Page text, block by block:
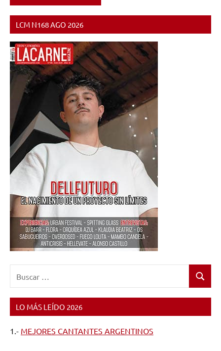
Carotone,
Tontxu
LCM N168 AGO 2026
Buscar
LO MÁS LEÍDO 2026
1.- MEJORES CANTANTES ARGENTINOS